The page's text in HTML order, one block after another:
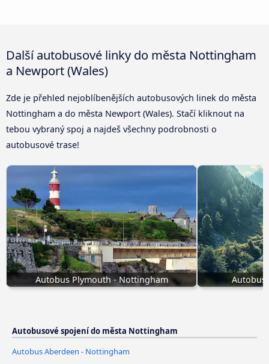
Další autobusové linky do města Nottingham
a Newport (Wales)
Zde je přehled nejoblíbenějších autobusových linek do města
Nottingham a do města Newport (Wales). Stačí kliknout na
tebou vybraný spoj a najdeš všechny podrobnosti o
autobusové trase!
Autobus Plymouth - Nottingham
Autobusové spojení do města Nottingham
Autobus Aberdeen - Nottingham